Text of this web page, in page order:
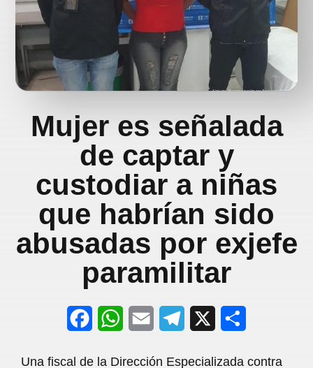
Mujer es señalada
de captar y
custodiar a niñas
que habrían sido
abusadas por exjefe
paramilitar
W
Una fiscal de la Dirección Especializada contra